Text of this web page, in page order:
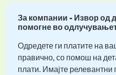
За компании - Извор од
помогне во
Одредете ги платите на
правично, со помош на
плати. Имајте релевантни